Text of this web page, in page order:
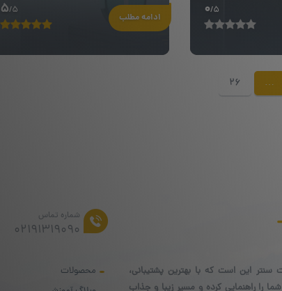
0/5
ادامه مطلب 5/5
…
26
این است که با بهترین پشتیبانی،
را راهنمایی کرده و مسیر زیبا و جذاب
شماره تماس
02191319090
محصولات